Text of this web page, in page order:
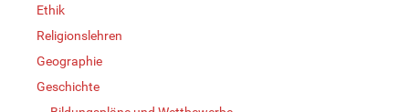
Ethik
Religionslehren
Geographie
Geschichte